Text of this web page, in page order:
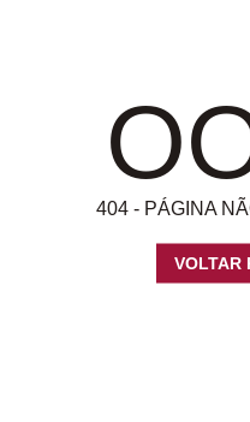
404 - PÁGINA
VOLTAR